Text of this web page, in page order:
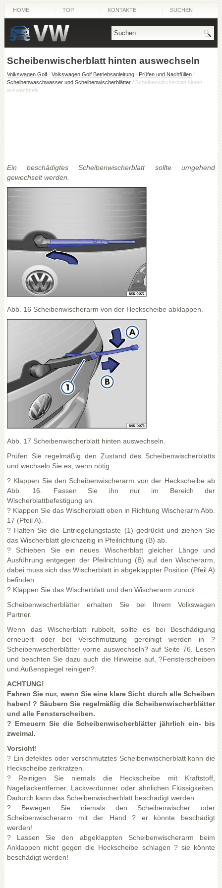
HOME TOP KONTAKTE SUCHEN
Scheibenwischerblatt hinten auswechseln
Volkswagen Golf/ Volkswagen Golf Betriebsanleitung/ Prüfen und Nachfüllen/
Scheibenwaschwasser und Scheibenwischerblätter/ Scheibenwischerblatt hinten
auswechseln
Ein beschädigtes Scheibenwischerblatt sollte umgehend
gewechselt werden.
Abb. 16 Scheibenwischerarm von der Heckscheibe abklappen.
Abb. 17 Scheibenwischerblatt hinten auswechseln.
Prüfen Sie regelmäßig den Zustand des Scheibenwischerblatts
und wechseln Sie es, wenn nötig.
? Klappen Sie den Scheibenwischerarm von der Heckscheibe ab
Abb. 16. Fassen Sie ihn nur im Bereich der
Wischerblattbefestigung an.
? Klappen Sie das Wischerblatt oben in Richtung Wischerarm Abb.
17 (Pfeil A).
? Halten Sie die Entriegelungstaste (1) gedrückt und ziehen Sie
das Wischerblatt gleichzeitig in Pfeilrichtung (B) ab.
? Schieben Sie ein neues Wischerblatt gleicher Länge und
Ausführung entgegen der Pfeilrichtung (B) auf den Wischerarm,
dabei muss sich das Wischerblatt in abgeklappter Position (Pfeil A)
befinden.
? Klappen Sie das Wischerblatt und den Wischerarm zurück .
Scheibenwischerblätter erhalten Sie bei Ihrem Volkswagen
Partner.
Wenn das Wischerblatt rubbelt, sollte es bei Beschädigung
erneuert oder bei Verschmutzung gereinigt werden in ?
Scheibenwischerblätter vorne auswechseln? auf Seite 76. Lesen
und beachten Sie dazu auch die Hinweise auf, ?Fensterscheiben
und Außenspiegel reinigen?.
ACHTUNG!
Fahren Sie nur, wenn Sie eine klare Sicht durch alle Scheiben
haben! ? Säubern Sie regelmäßig die Scheibenwischerblätter
und alle Fensterscheiben.
? Erneuern Sie die Scheibenwischerblätter jährlich ein- bis
zweimal.
Vorsicht!
? Ein defektes oder verschmutztes Scheibenwischerblatt kann die
Heckscheibe zerkratzen.
? Reinigen Sie niemals die Heckscheibe mit Kraftstoff,
Nagellackentferner, Lackverdünner oder ähnlichen Flüssigkeiten.
Dadurch kann das Scheibenwischerblatt beschädigt werden.
? Bewegen Sie niemals den Scheibenwischer oder
Scheibenwischerarm mit der Hand ? er könnte beschädigt
werden!
? Lassen Sie den abgeklappten Scheibenwischerarm beim
Anklappen nicht gegen die Heckscheibe schlagen ? sie könnte
beschädigt werden!